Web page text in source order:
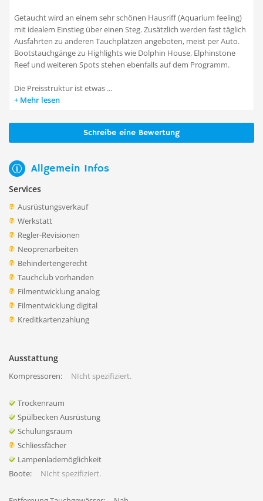
Getaucht wird an einem sehr schönen Hausriff (Aquarium feeling)
mit idealem Einstieg über einen Steg. Zusätzlich werden fast täglich
Ausfahrten zu anderen Tauchplätzen angeboten, meist per Auto.
Bootstauchgänge zu Highlights wie Dolphin House, Elphinstone
Reef und weiteren Spots stehen ebenfalls auf dem Programm.
Die Preisstruktur ist etwas ...
Mehr lesen
Schreibe eine Bewertung
Allgemein Infos
Services
Ausrüstungsverkauf
Werkstatt
Regler-Revisionen
Neoprenarbeiten
Behindertengerecht
Tauchclub vorhanden
Filmentwicklung analog
Filmentwicklung digital
Kreditkartenzahlung
Ausstattung
Kompressoren: NIcht spezifiziert.
Trockenraum
Spülbecken Ausrüstung
Schulungsraum
Schliessfächer
Lampenlademöglichkeit
Boote:
NIcht spezifiziert.